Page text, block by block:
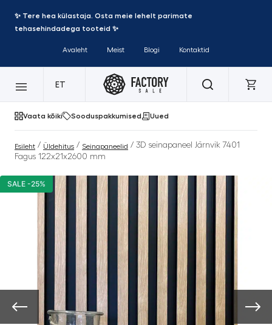
✨ Tere hea külastaja. Osta meie lehelt parimate
tehasehindadega tooteid ✨
Avaleht Meist Blogi Kontaktid
ET
Vaata kõiki Sooduspakkumised Uued
Esileht / Üldehitus / Seinapaneelid / 3D seinapaneel Järnvik 7401
Fagus 122x21x2600 mm
SALE -25%